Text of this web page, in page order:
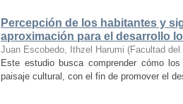
Percepción de los habitantes y
aproximación para el desarrollo
Juan Escobedo, Ithzel Harumi (Facultad del
Este estudio busca comprender cómo
paisaje cultural, con el fin de promover el